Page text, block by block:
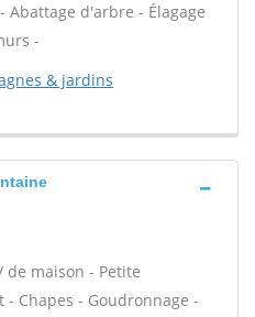
Abattage d'arbre - Élagage
-
& jardins
de maison - Petite
Chapes - Goudronnage -